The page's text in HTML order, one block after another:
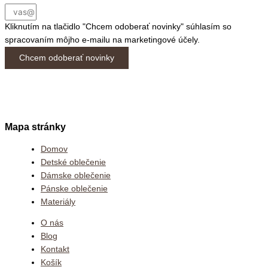
Kliknutím na tlačidlo "Chcem odoberať novinky" súhlasím so
spracovaním môjho e-mailu na marketingové účely.
Chcem odoberať novinky
Mapa stránky
Domov
Detské oblečenie
Dámske oblečenie
Pánske oblečenie
Materiály
O nás
Blog
Kontakt
Košík